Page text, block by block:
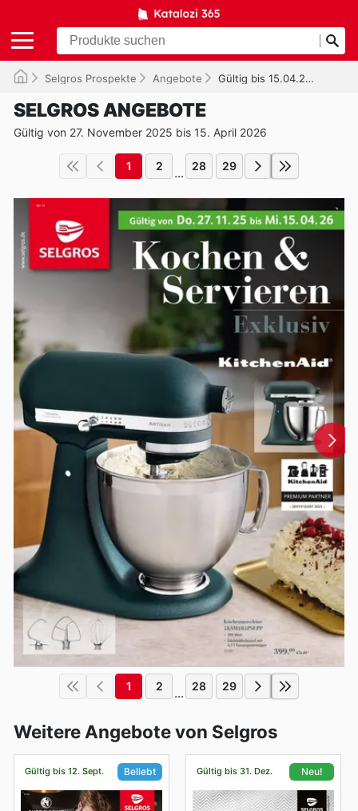
Selgros Prospekte Angebote Gültig bis 15.04.2026
SELGROS ANGEBOTE
Gültig von 27. November 2025 bis 15. April 2026
1 2 ... 28 29
1 2 ... 28 29
Weitere Angebote von Selgros
Gültig bis 12. Sept. Beliebt Gültig bis 31. Dez. Neu!